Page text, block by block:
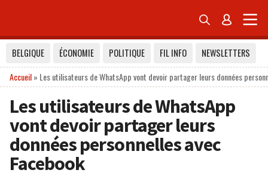
 
BELGIQUE ÉCONOMIE POLITIQUE FIL INFO
NEWSLETTERS
Accueil» Les utilisateurs de WhatsApp vont devoir partager leurs données
Les utilisateurs de WhatsApp
vont devoir partager leurs
données personnelles avec
Facebook